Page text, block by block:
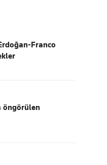
Franco
öngörülen